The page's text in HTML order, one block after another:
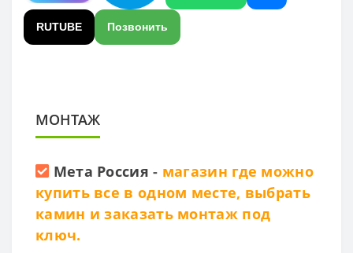
RUTUBE Позвонить
МОНТАЖ
Мета Россия - магазин где можно
купить все в одном месте, выбрать
камин и заказать монтаж под
ключ.